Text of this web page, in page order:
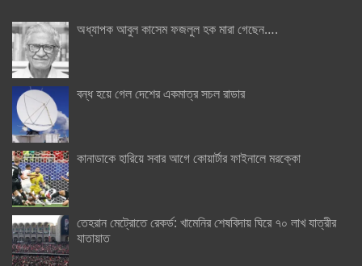
অধ্যাপক আবুল কাসেম ফজলুল হক মারা গেছেন….
বন্ধ হয়ে গেল দেশের একমাত্র সচল রাডার
কানাডাকে হারিয়ে সবার আগে কোয়ার্টার ফাইনালে মরক্কো
তেহরান মেট্রোতে রেকর্ড: খামেনির শেষবিদায় ঘিরে ৭০ লাখ যাত্রীর
যাতায়াত